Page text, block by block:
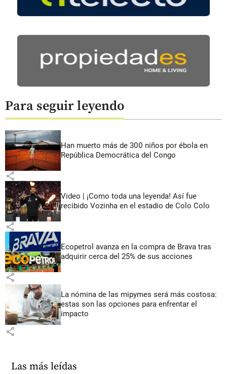
Para seguir leyendo
Han muerto más de 300 niños por ébola en
República Democrática del Congo
share
Video | ¡Como toda una leyenda! Así fue
recibido Vozinha en el estadio de Colo Colo
share
Ecopetrol avanza en la compra de Brava tras
adquirir cerca del 25% de sus acciones
share
La nómina de las mipymes será más costosa:
estas son las opciones para enfrentar el
impacto
share
Las más leídas